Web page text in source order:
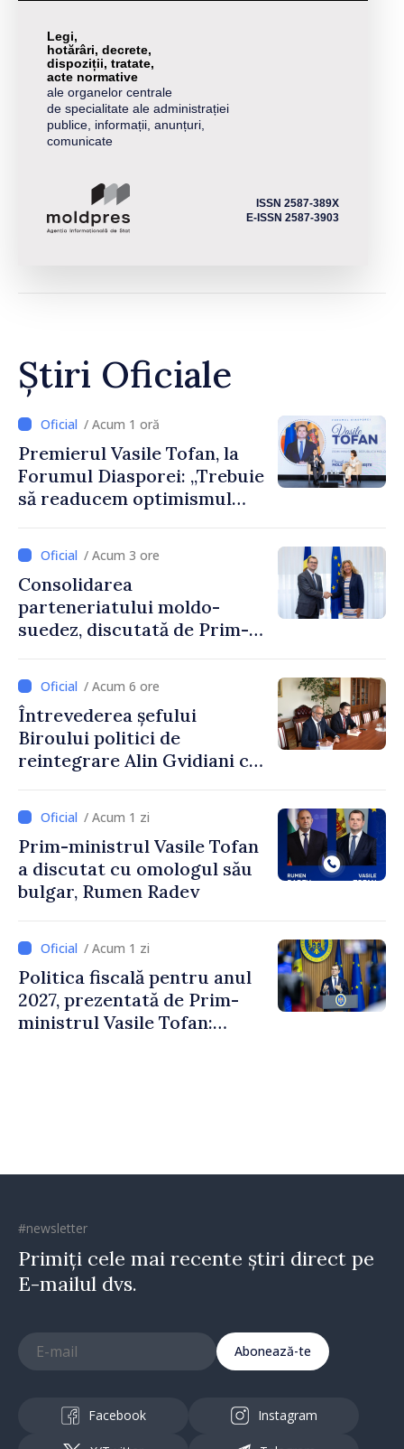
Legi,
hotărâri, decrete,
dispoziții, tratate,
acte normative
ale organelor centrale
de specialitate ale administrației
publice, informații, anunțuri,
comunicate
ISSN 2587-389X
E-ISSN 2587-3903
Știri Oficiale
/ Acum 1 oră
Premierul Vasile Tofan, la
Forumul Diasporei: „Trebuie
să readucem optimismul
Republica Moldova merge în
direcția corectă”
/ Acum 3 ore
Consolidarea
parteneriatului moldo-
suedez, discutată de Prim-
Ambasadoarea Suediei,
Petra Lärke/ Acum 6 ore
Întrevederea șefului
Biroului politici de
reintegrare Alin Gvidiani cu
Comitetului Internațional al
Crucii Roșii în Moldova
/ Acum 1 zi
Prim-ministrul Vasile Tofan
a discutat cu omologul său
bulgar, Rumen Radev
/ Acum 1 zi
Politica fiscală pentru anul
2027, prezentată de Prim-
ministrul Vasile Tofan:
#newsletter
Primiți cele mai recente știri direct pe
E-mailul dvs.
Abonează-te
Facebook Instagram